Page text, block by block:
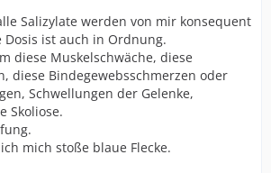
Salizylate werden von mir konsequent
ist auch in Ordnung.
diese Muskelschwäche, diese
diese Bindegewebsschmerzen oder
Schwellungen der Gelenke,
Skoliose.
mich stoße blaue Flecke.